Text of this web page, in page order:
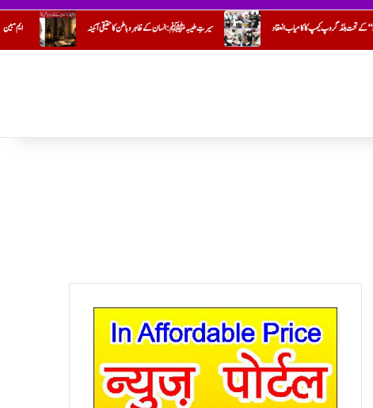
جو کام وہ کریں تو مشکل اور دوسرا کریں تو آسان ! ایم مبین سیرتِ طیبہﷺ: انسان کے ظاہر و باطن کا حقیقی آئینہ